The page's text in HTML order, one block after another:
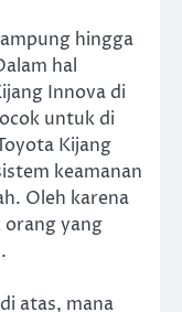
hingga
hal
Innova di
untuk di
Kijang
keamanan
Oleh karena
yang
di atas, mana